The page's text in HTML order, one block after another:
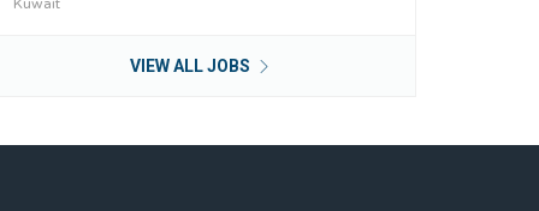
Kuwait
VIEW ALL JOBS